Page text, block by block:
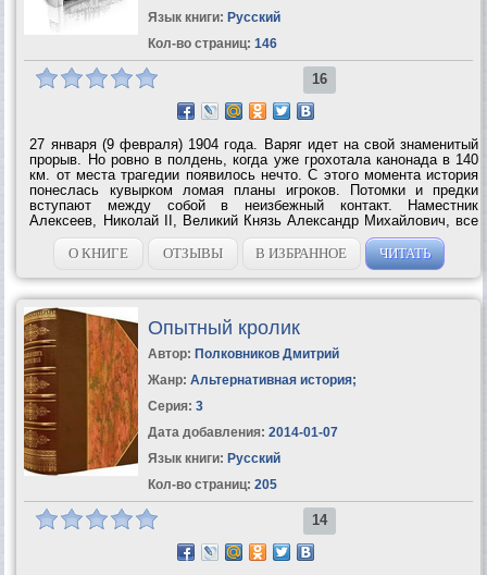
Язык книги: Русский
Кол-во страниц: 146
16
27 января (9 февраля) 1904 года. Варяг идет на свой знаменитый
прорыв. Но ровно в полдень, когда уже грохотала канонада в 140
км. от места трагедии появилось нечто. С этого момента история
понеслась кувырком ломая планы игроков. Потомки и предки
вступают между собой в неизбежный контакт. Наместник
Алексеев, Николай II, Великий Князь Александр Михайлович, все
смешалось между собой. Страна на краю пропасти и эту истину
необходимо донести...
О КНИГЕ ОТЗЫВЫ В ИЗБРАННОЕ ЧИТАТЬ
Опытный кролик
Автор: Полковников Дмитрий
Жанр: Альтернативная история;
Серия: 3
Дата добавления: 2014-01-07
Язык книги: Русский
Кол-во страниц: 205
14